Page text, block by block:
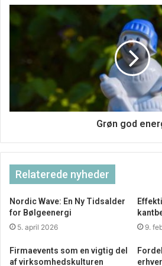
Det har aldrig været
metodisk og konsekvent at
produkter man sætter sig for at lave.
detaljerede analyser og værktøjer,
Grøn god
Relaterede nyheder
Nordic Wave: En Ny Tidsalder
for Bølgeenergi
5. april 2026 9.
Firmaevents som en vigtig del
af virksomhedskulturen